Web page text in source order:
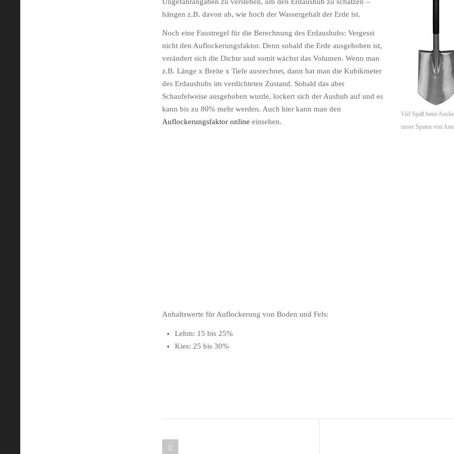
Viel Spaß beim
unser Spaten von
hängen z.B. davon ab, wie hoch der Wassergehalt der Erde ist.
Noch eine Faustregel für die Berechnung des Erdaushubs: Vergesst
nicht den Auflockerungsfaktor. Denn sobald die Erde ausgehoben ist,
verändert sich die Dichte und somit wächst das Volumen. Wenn man
z.B. Länge x Breite x Tiefe ausrechnet, dann hat man die Kubikmeter
des Erdaushubs im verdichteten Zustand. Sobald das aber
Schaufelweise ausgehoben wurde, lockert sich der Aushub auf und es
kann bis zu 80% mehr werden. Auch hier kann man den
Auflockerungsfaktor online einsehen.
Anhaltswerte für Auflockerung von Boden und Fels:
Lehm: 15 bis 25%
Kies: 25 bis 30%